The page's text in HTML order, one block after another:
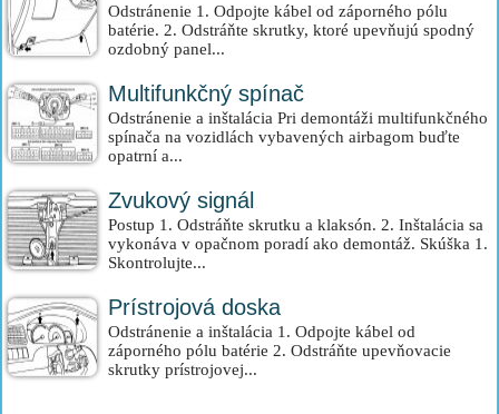
Odstránenie 1. Odpojte kábel od záporného pólu
batérie. 2. Odstráňte skrutky, ktoré upevňujú spodný
ozdobný panel...
Multifunkčný spínač
Odstránenie a inštalácia Pri demontáži multifunkčného
spínača na vozidlách vybavených airbagom buďte
opatrní a...
Zvukový signál
Postup 1. Odstráňte skrutku a klaksón. 2. Inštalácia sa
vykonáva v opačnom poradí ako demontáž. Skúška 1.
Skontrolujte...
Prístrojová doska
Odstránenie a inštalácia 1. Odpojte kábel od
záporného pólu batérie 2. Odstráňte upevňovacie
skrutky prístrojovej...